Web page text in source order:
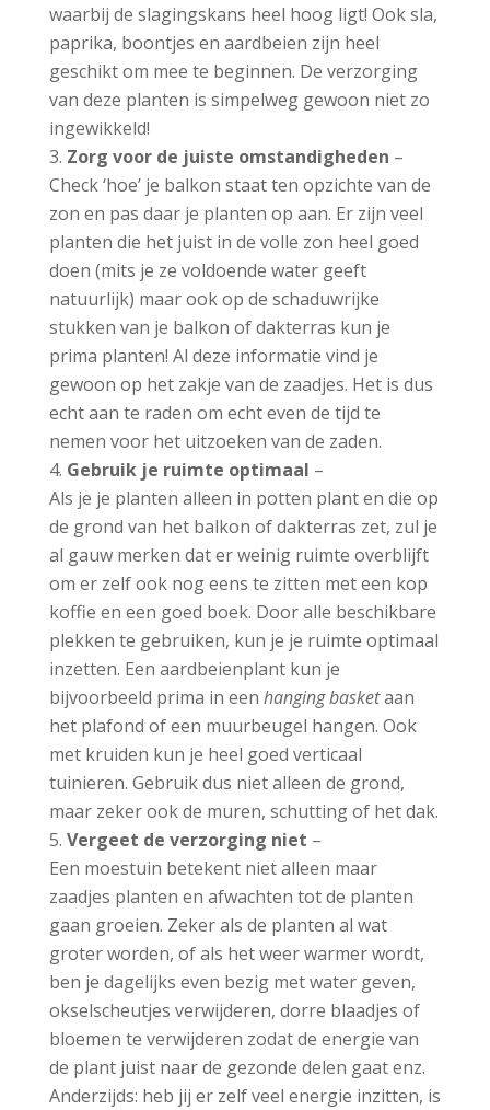
waarbij de slagingskans heel hoog ligt! Ook sla,
paprika, boontjes en aardbeien zijn heel
geschikt om mee te beginnen. De verzorging
van deze planten is simpelweg gewoon niet zo
ingewikkeld!
Zorg voor de juiste omstandigheden –
Check ‘hoe’ je balkon staat ten opzichte van de
zon en pas daar je planten op aan. Er zijn veel
planten die het juist in de volle zon heel goed
doen (mits je ze voldoende water geeft
natuurlijk) maar ook op de schaduwrijke
stukken van je balkon of dakterras kun je
prima planten! Al deze informatie vind je
gewoon op het zakje van de zaadjes. Het is dus
echt aan te raden om echt even de tijd te
nemen voor het uitzoeken van de zaden.
Gebruik je ruimte optimaal –
Als je je planten alleen in potten plant en die op
de grond van het balkon of dakterras zet, zul je
al gauw merken dat er weinig ruimte overblijft
om er zelf ook nog eens te zitten met een kop
koffie en een goed boek. Door alle beschikbare
plekken te gebruiken, kun je je ruimte optimaal
inzetten. Een aardbeienplant kun je
bijvoorbeeld prima in een hanging basketaan
het plafond of een muurbeugel hangen. Ook
met kruiden kun je heel goed verticaal
tuinieren. Gebruik dus niet alleen de grond,
maar zeker ook de muren, schutting of het dak.
Vergeet de verzorging niet –
Een moestuin betekent niet alleen maar
zaadjes planten en afwachten tot de planten
gaan groeien. Zeker als de planten al wat
groter worden, of als het weer warmer wordt,
ben je dagelijks even bezig met water geven,
okselscheutjes verwijderen, dorre blaadjes of
bloemen te verwijderen zodat de energie van
de plant juist naar de gezonde delen gaat enz.
Anderzijds: heb jij er zelf veel energie inzitten, is